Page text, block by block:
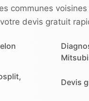
communes
devis gratuit
Devis